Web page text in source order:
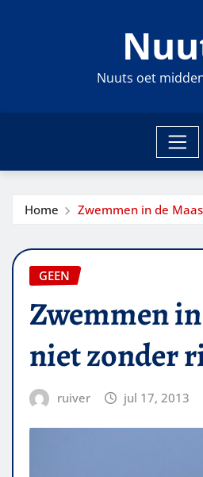
Nuuts oet
Home Zwemmen in de
GEEN
Zwemmen
niet zonder
ruiver jul 17, 2013